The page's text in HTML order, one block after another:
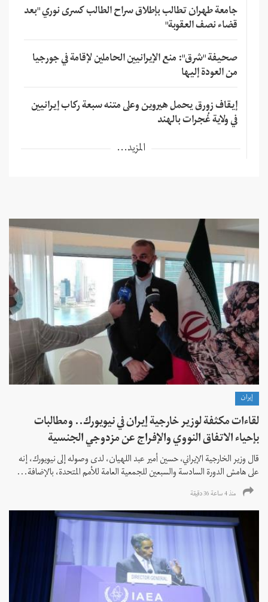
جامعة طهران تطالب بإطلاق سراح الطالب كسرى نوري "بعد
قضاء نصف العقوبة"
صحيفة "شرق": منع الإيرانيين الحاملين لإقامة في جورجيا
من العودة إليها
إيقاف زورق يحمل هيروين وعلى متنه سبعة ركاب إيرانيين
في ولاية غُجرات بالهند
المزيد...
إيران
لقاءات مكثفة لوزير خارجية إيران في نيويورك.. ومطالبات
بإحياء الاتفاق النووي والإفراج عن مزدوجي الجنسية
قال وزير الخارجية الإيراني، حسين أمير عبد اللهيان، لدى وصوله إلى نيويورك، إنه
على هامش الدورة السادسة والسبعين للجمعية العامة للأمم المتحدة، بالإضافة...
منذ 4 ساعة 36 دقیقة